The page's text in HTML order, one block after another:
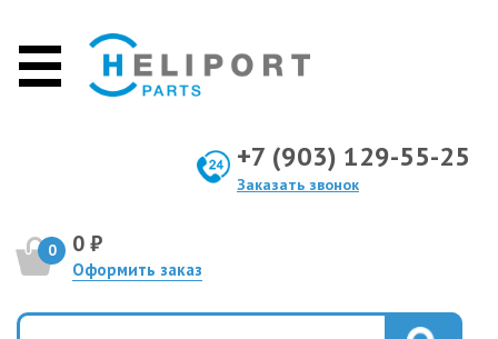
+7 (903) 129-55-25
Заказать звонок
0 0 ₽
Оформить заказ